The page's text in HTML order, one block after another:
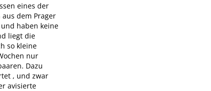
eines der
dem Prager
haben keine
liegt die
so kleine
nur
Dazu
, und zwar
avisierte